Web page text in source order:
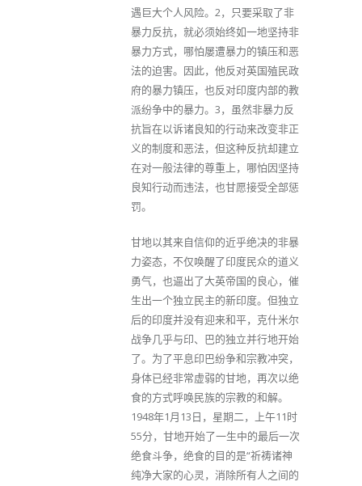
遇巨大个人风险。2，只要采取了非
暴力反抗，就必须始终如一地坚持非
暴力方式，哪怕屡遭暴力的镇压和恶
法的迫害。因此，他反对英国殖民政
府的暴力镇压，也反对印度内部的教
派纷争中的暴力。3，虽然非暴力反
抗旨在以诉诸良知的行动来改变非正
义的制度和恶法，但这种反抗却建立
在对一般法律的尊重上，哪怕因坚持
良知行动而违法，也甘愿接受全部惩
罚。
甘地以其来自信仰的近乎绝决的非暴
力姿态，不仅唤醒了印度民众的道义
勇气，也逼出了大英帝国的良心，催
生出一个独立民主的新印度。但独立
后的印度并没有迎来和平，克什米尔
战争几乎与印、巴的独立并行地开始
了。为了平息印巴纷争和宗教冲突，
身体已经非常虚弱的甘地，再次以绝
食的方式呼唤民族的宗教的和解。
1948年1月13日，星期二，上午11时
55分，甘地开始了一生中的最后一次
绝食斗争，绝食的目的是“祈祷诸神
纯净大家的心灵，消除所有人之间的